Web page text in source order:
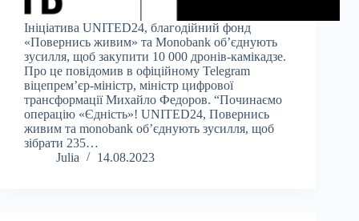
Ініціатива UNITED24, благодійний фонд
«Повернись живим» та Monobank об’єднують
зусилля, щоб закупити 10 000 дронів-камікадзе.
Про це повідомив в офіційному Telegram
віцепрем’єр-міністр, міністр цифрової
трансформації Михайло Федоров. “Починаємо
операцію «Єдність»! UNITED24, Повернись
живим та monobank об’єднують зусилля, щоб
зібрати 235…
Julia
14.08.2023